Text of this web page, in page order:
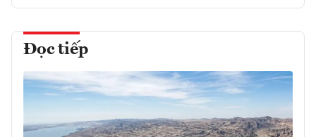
Đọc tiếp